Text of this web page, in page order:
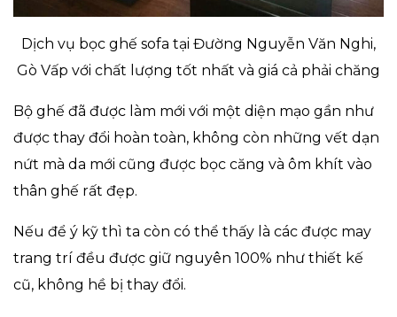
Dịch vụ bọc ghế sofa tại Đường Nguyễn Văn Nghi,
Gò Vấp với chất lượng tốt nhất và giá cả phải chăng
Bộ ghế đã được làm mới với một diện mạo gần như
được thay đổi hoàn toàn, không còn những vết dạn
nứt mà da mới cũng được bọc căng và ôm khít vào
thân ghế rất đẹp.
Nếu để ý kỹ thì ta còn có thể thấy là các được may
trang trí đều được giữ nguyên 100% như thiết kế
cũ, không hề bị thay đổi.